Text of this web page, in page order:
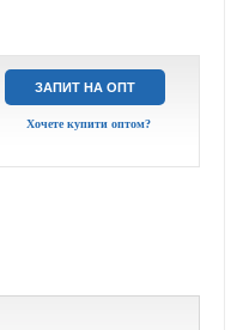
ЗАПИТ НА ОПТ
Хочете купити оптом?